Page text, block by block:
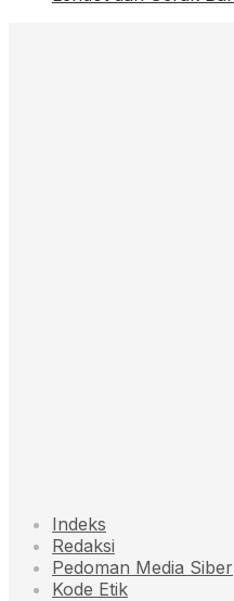
Indeks
Redaksi
Pedoman Media Siber
Kode Etik